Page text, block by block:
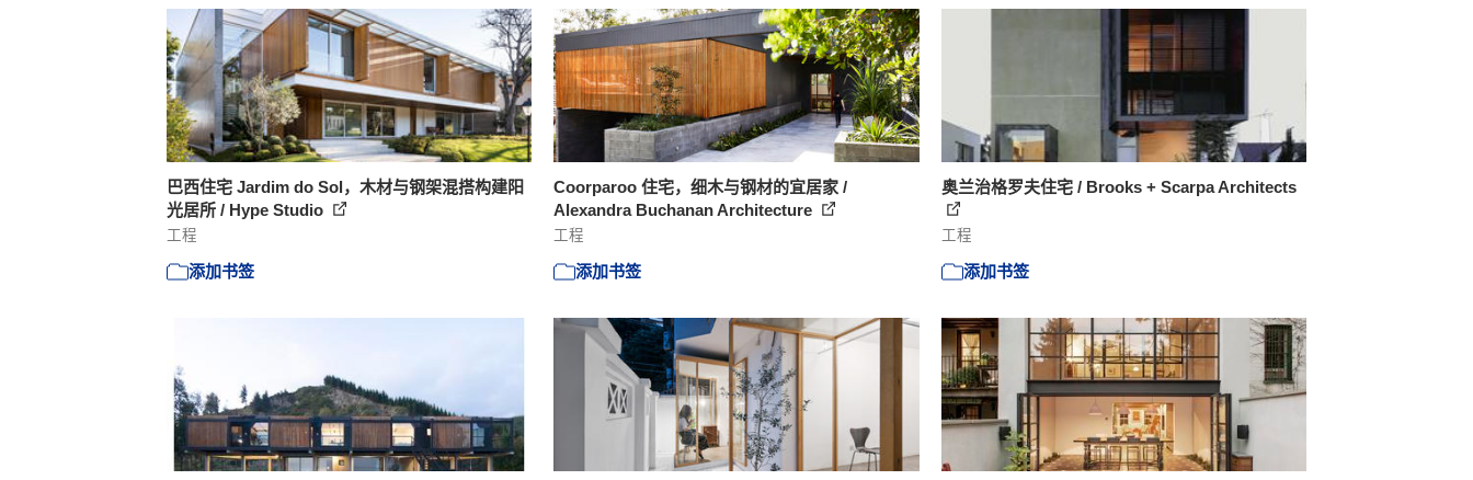
巴西住宅 Jardim do Sol，木材与钢架混搭构建阳
光居所 / Hype Studio
工程
添加书签
Coorparoo 住宅，细木与钢材的宜居家 /
Alexandra Buchanan Architecture
工程
添加书签
奥兰治格罗夫住宅 / Brooks + Scarpa Architects
工程
添加书签